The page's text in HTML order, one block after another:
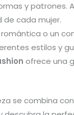
y patrones.
de cada mujer.
o un
estilos y
ofrece una
se combina